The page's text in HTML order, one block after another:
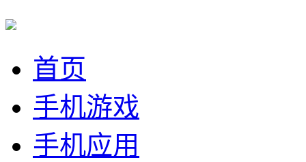
首页
手机游戏
手机应用